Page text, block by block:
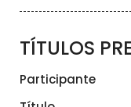
TÍTULOS
Participante